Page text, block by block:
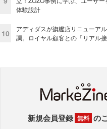
体験設計
10
アディダスが旗艦店リニューア
調。ロイヤル顧客との「リアル
新規会員登録 無料 の